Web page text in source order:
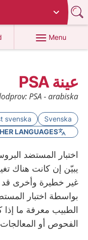
Menu
عينة PSA
PSA - arabiska
Svenska
svenska
LANGUAGES
اختبار المستضد
يبيّن إن كانت هناك
غير خطيرة وأخرى قد
بواسطة اختبار
الطبيب معرفة ما
الفحوص أو